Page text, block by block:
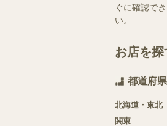
ぐに確認で
い。
お店を探
都道府
北海道・東北
関東